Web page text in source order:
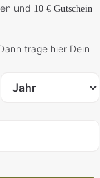
und 10 € Gutschein
trage hier Dein